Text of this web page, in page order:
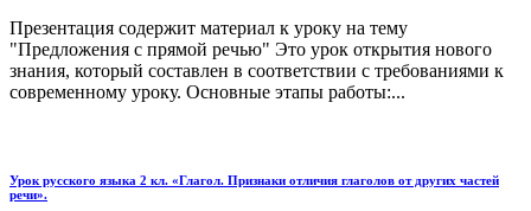
Презентация содержит материал к уроку на тему
"Предложения с прямой речью" Это урок открытия нового
знания, который составлен в соответствии с требованиями к
современному уроку. Основные этапы работы:...
Урок русского языка 2 кл. «Глагол. Признаки отличия глаголов от других частей
речи».